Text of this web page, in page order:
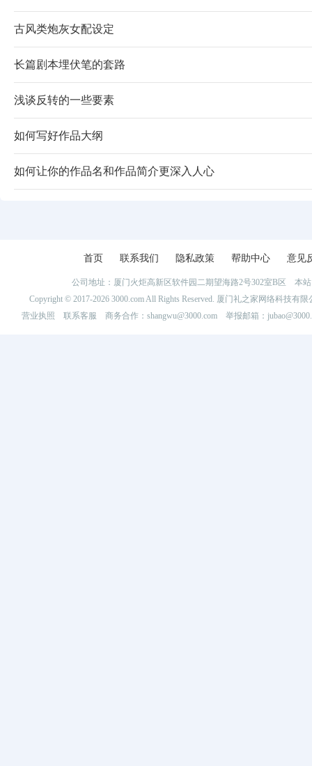
闪艺
古风类炮灰女配设定
长篇剧本埋伏笔的套路
浅谈反转的一些要素
如何写好作品大纲
如何让你的作品名和作品简介更深入人心
首页 联系我们 隐私政策 帮助中心 意见
公司地址：厦门火炬高新区软件园二期望海路2号302室B区 本
Copyright © 2017-2026 3000.com All Rights Reserved. 厦门礼之家网络科技
营业执照
联系客服 商务合作：shangwu@3000.com 举报邮箱：